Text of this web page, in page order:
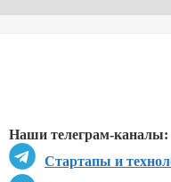
Наши телеграм-каналы:
Стартапы и